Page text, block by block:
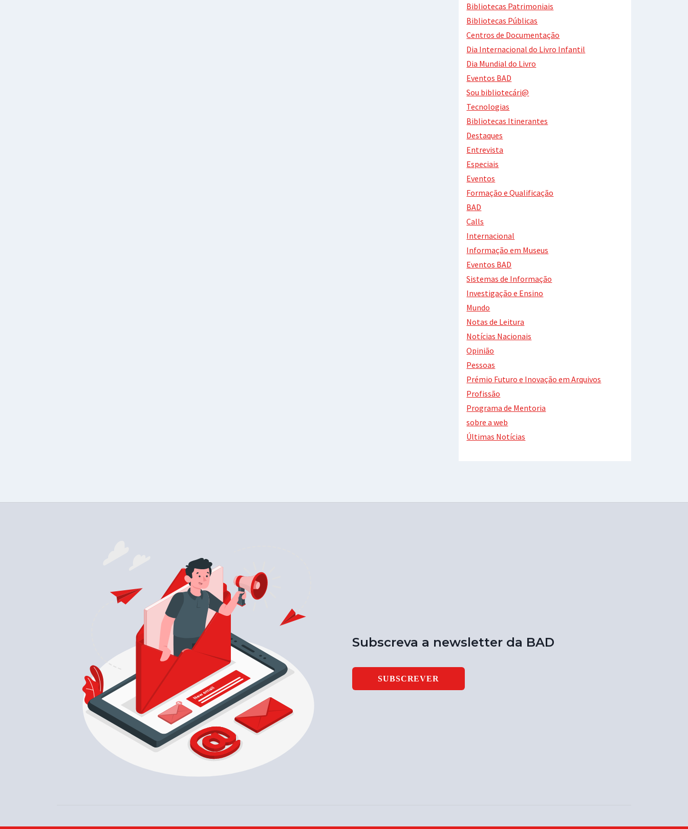
Bibliotecas Patrimoniais
Bibliotecas Públicas
Centros de Documentação
Dia Internacional do Livro Infantil
Dia Mundial do Livro
Eventos BAD
Sou bibliotecári@
Tecnologias
Bibliotecas Itinerantes
Destaques
Entrevista
Especiais
Eventos
Formação e Qualificação
BAD
Calls
Internacional
Informação em Museus
Eventos BAD
Sistemas de Informação
Investigação e Ensino
Mundo
Notas de Leitura
Notícias Nacionais
Opinião
Pessoas
Prémio Futuro e Inovação em Arquivos
Profissão
Programa de Mentoria
sobre a web
Últimas Notícias
Subscreva a newsletter da BAD
SUBSCREVER